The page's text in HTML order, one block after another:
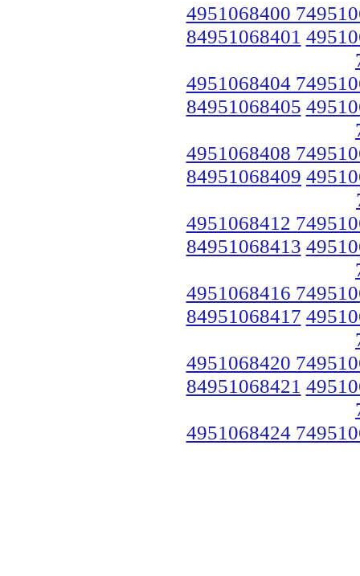
4951068400
84951068401
4951068404
84951068405
4951068408
84951068409
4951068412
84951068413
4951068416
84951068417
4951068420
84951068421
4951068424